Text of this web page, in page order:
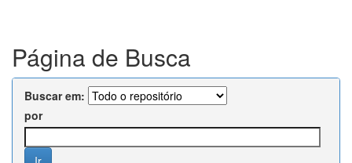
Página de Busca
Buscar em:
por